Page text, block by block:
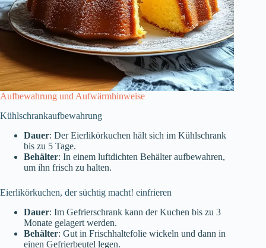
Aufbewahrung und Aufwärmhinweise
Kühlschrankaufbewahrung
Dauer: Der Eierlikörkuchen hält sich im Kühlschrank
bis zu 5 Tage.
Behälter: In einem luftdichten Behälter aufbewahren,
um ihn frisch zu halten.
Eierlikörkuchen, der süchtig macht! einfrieren
Dauer: Im Gefrierschrank kann der Kuchen bis zu 3
Monate gelagert werden.
Behälter: Gut in Frischhaltefolie wickeln und dann in
einen Gefrierbeutel legen.